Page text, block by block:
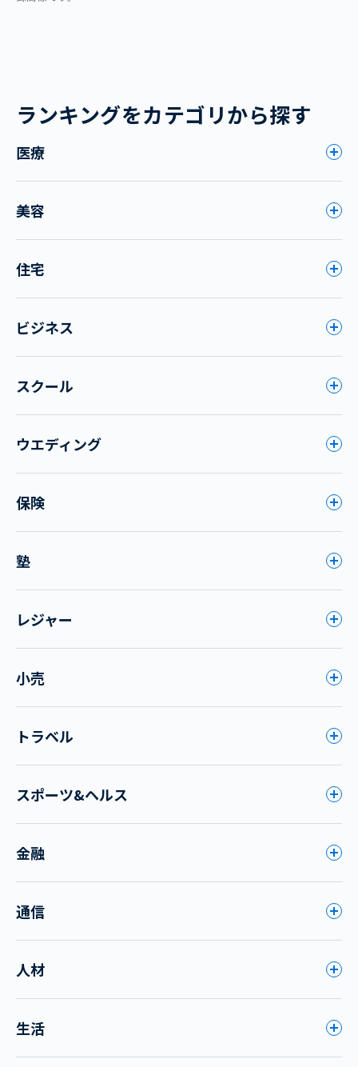
ランキングをカテゴリから探す
医療
美容
住宅
ビジネス
スクール
ウエディング
保険
塾
レジャー
小売
トラベル
スポーツ&ヘルス
金融
通信
人材
生活